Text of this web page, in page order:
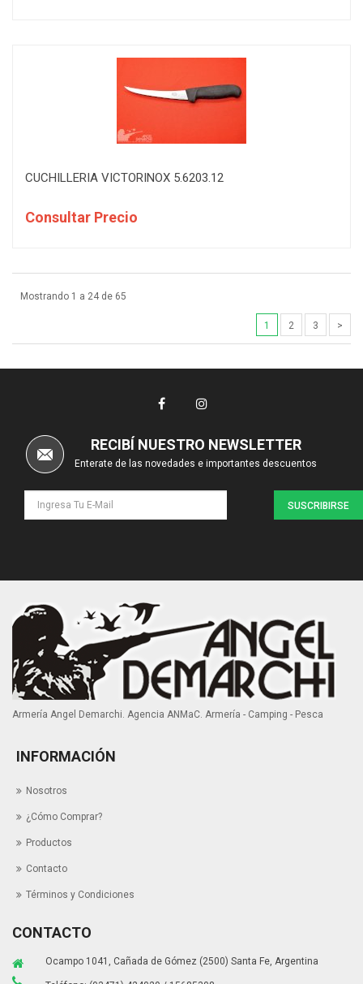
CUCHILLERIA VICTORINOX 5.6203.12
Consultar Precio
Mostrando 1 a 24 de 65
1 2 3 >
RECIBÍ NUESTRO NEWSLETTER
Enterate de las novedades e importantes descuentos
SUSCRIBIRSE
Armería Angel Demarchi. Agencia ANMaC. Armería - Camping - Pesca
INFORMACIÓN
Nosotros
¿Cómo Comprar?
Productos
Contacto
Términos y Condiciones
CONTACTO
Ocampo 1041, Cañada de Gómez (2500) Santa Fe, Argentina